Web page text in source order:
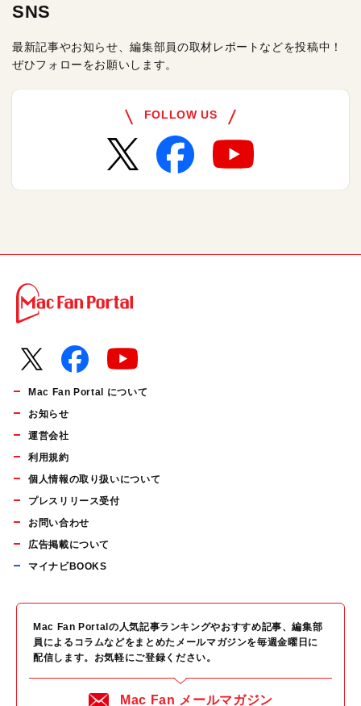
SNS
最新記事やお知らせ、編集部員の取材レポートなどを投稿中！
ぜひフォローをお願いします。
FOLLOW US
Mac Fan Portal について
お知らせ
運営会社
利用規約
個人情報の取り扱いについて
プレスリリース受付
お問い合わせ
広告掲載について
マイナビBOOKS
Mac Fan Portalの人気記事ランキングやおすすめ記事、編集部
員によるコラムなどをまとめたメールマガジンを毎週金曜日に
配信します。お気軽にご登録ください。
Mac Fan メールマガジン